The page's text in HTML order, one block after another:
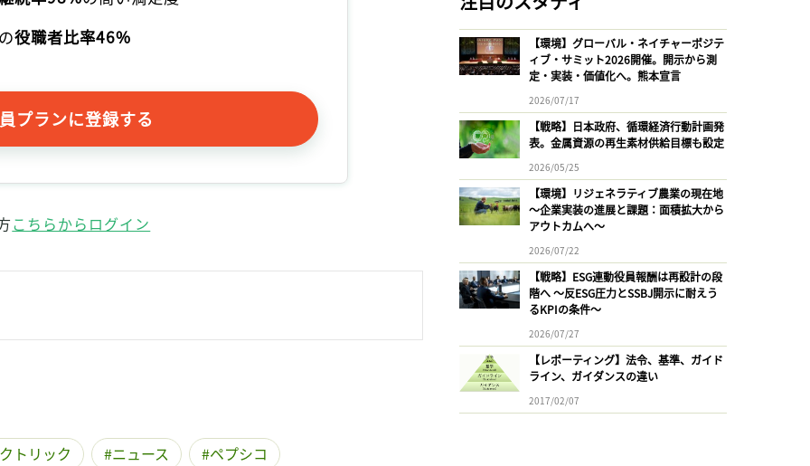
役職者比率46%
プランに登録する
こちらからログイン
トリック ニュース
ペプシコ
【環境】グローバル・ネイチャーポジテ
ィブ・サミット2026開催。開示から測
定・実装・価値化へ。熊本宣言
2026/07/17
【戦略】日本政府、循環経済行動計画発
表。金属資源の再生素材供給目標も設定
2026/05/25
【環境】リジェネラティブ農業の現在地
〜企業実装の進展と課題：面積拡大から
アウトカムへ〜
2026/07/22
【戦略】ESG連動役員報酬は再設計の段
階へ 〜反ESG圧力とSSBJ開示に耐えう
るKPIの条件〜
2026/07/27
【レポーティング】法令、基準、ガイド
ライン、ガイダンスの違い
2017/02/07